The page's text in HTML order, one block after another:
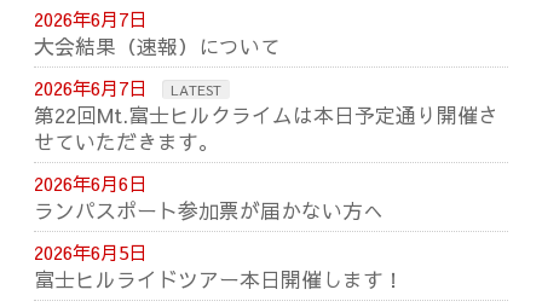
2026年6月7日
大会結果（速報）について
2026年6月7日 LATEST
第22回Mt.富士ヒルクライムは本日予定通り開催さ
せていただきます。
2026年6月6日
ランパスポート参加票が届かない方へ
2026年6月5日
富士ヒルライドツアー本日開催します！